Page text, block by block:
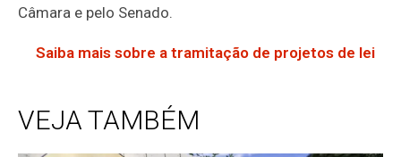
Câmara e pelo Senado.
Saiba mais sobre a tramitação de projetos de lei
VEJA TAMBÉM